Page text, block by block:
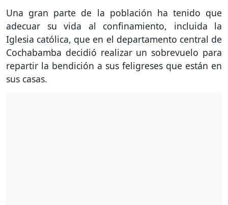
Una gran parte de la población ha tenido que
adecuar su vida al confinamiento, incluida la
Iglesia católica, que en el departamento central de
Cochabamba decidió realizar un sobrevuelo para
repartir la bendición a sus feligreses que están en
sus casas.